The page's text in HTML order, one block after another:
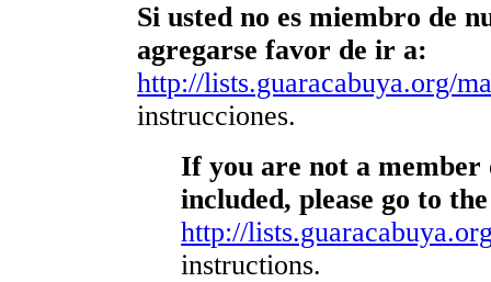
Si usted no es miembro de
agregarse favor de ir a:
http://lists.guaracabuya.org/
instrucciones.
If you are not a
included, please go to
http://
instructions.